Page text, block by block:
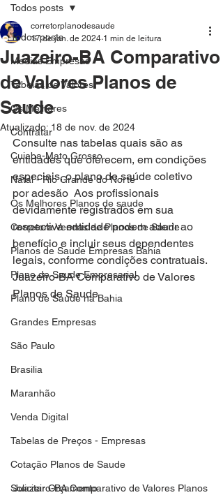
Todos posts
Medias Empresas
Tabelas de Valores
Os Melhores
Contratar
Cuiaba-Mato Grosso
Natal - Rio Grande do Norte
Os Melhores Planos de saude
Corretora Vendas de Planos de Saude
Planos de Saude Empresas Bahia
Plano de Saude Empresarial
Plano de Saude na Bahia
Grandes Empresas
São Paulo
Brasilia
Maranhão
Venda Digital
Tabelas de Preços - Empresas
Cotação Planos de Saude
Solicitar Orçamento
Todos posts
Juazeiro-BA Comparativo
de Valores Planos de
Saude
corretorplanodesaude
17 de jan. de 2024 1 min de leitura
Atualizado: 18 de nov. de 2024
Consulte nas tabelas quais são as
entidades que oferecem, em condições
especiais, o plano de saúde coletivo
por adesão  Aos profissionais
devidamente registrados em sua
respectiva entidade podem aderir ao
benefício e incluir seus dependentes
legais, conforme condições contratuais.
Juazeiro-BA Comparativo de Valores
Planos de Saude
Juazeiro-BA Comparativo de Valores Planos